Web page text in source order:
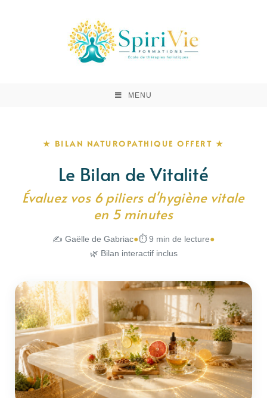
MENU
★ BILAN NATUROPATHIQUE OFFERT ★
Le Bilan de Vitalité
Évaluez vos 6 piliers d'hygiène vitale
en 5 minutes
✍ Gaëlle de Gabriac●⏱ 9 min de lecture●
🌿 Bilan interactif inclus